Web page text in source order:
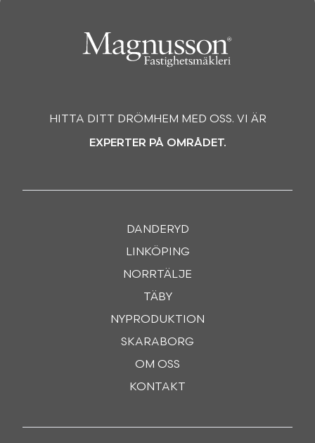
HITTA DITT DRÖMHEM MED OSS. VI ÄR
EXPERTER PÅ OMRÅDET.
DANDERYD
LINKÖPING
NORRTÄLJE
TÄBY
NYPRODUKTION
SKARABORG
OM OSS
KONTAKT